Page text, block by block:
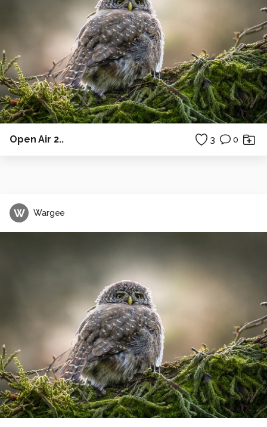
Open Air 2.. 3 0
W Wargee